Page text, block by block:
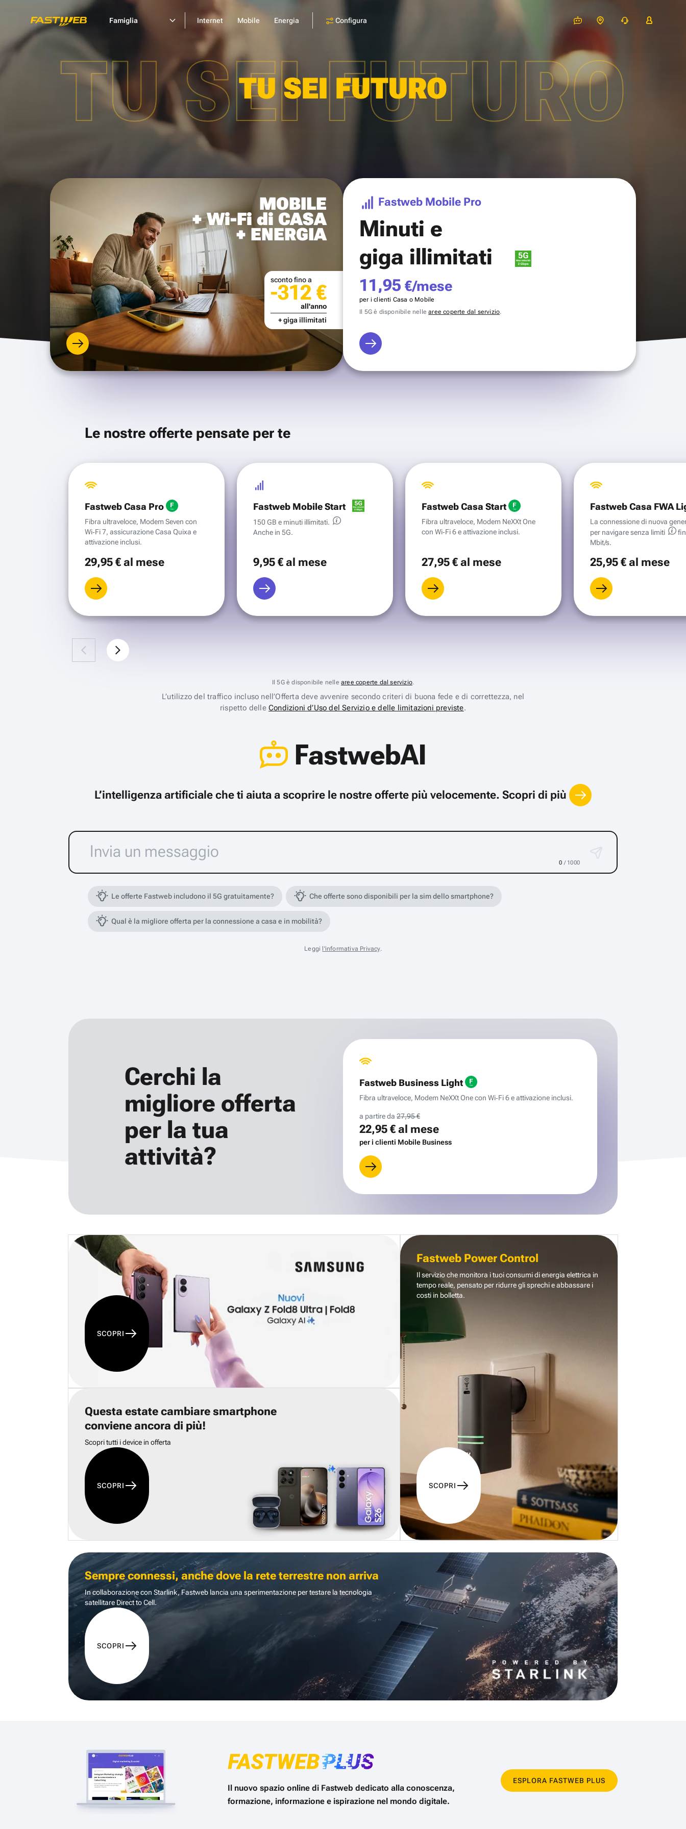
Famiglia Internet Mobile Energia Configura
TU SEI FUTURO
TU SEI FUTURO
MOBILE
+ Wi-Fi di CASA
+ ENERGIA
sconto fino a
-312 €
all'anno
+ giga illimitati
Fastweb Mobile Pro
Minuti e
giga illimitati
11,95 €/mese
per i clienti Casa o Mobile
Il 5G è disponibile nellearee coperte dal servizio.
Le nostre offerte pensate per te
Fastweb Casa Pro
Fibra ultraveloce, Modem Seven con
Wi‑Fi 7, assicurazione Casa Quixa e
attivazione inclusi.
29,95 €al mese
Fastweb Mobile Start
150 GB e minuti illimitati.
Anche in 5G.
9,95 €al mese
Fastweb Casa Start
Fibra ultraveloce, Modem NeXXt One
con Wi‑Fi 6 e attivazione inclusi.
27,95 €al mese
Fastweb Casa FWA
La connessione di nuova
per navigare senza limiti
Mbit/s.
25,95 €al mese
Il 5G è disponibile nelle aree coperte dal servizio.
L’utilizzo del traffico incluso nell’Offerta deve avvenire secondo criteri di buona fede e di correttezza, nel
rispetto delleCondizioni d’Uso del Servizio e delle limitazioni previste.
FastwebAI
L’intelligenza artificiale che ti aiuta a scoprire le nostre offerte più velocemente. Scopri di più
0 / 1000
Le offerte Fastweb includono il 5G gratuitamente? Che offerte sono disponibili per la sim dello smartphone?
Qual è la migliore offerta per la connessione a casa e in mobilità?
Leggi l'informativa Privacy.
Cerchi la
migliore offerta
per la tua
attività?
Fastweb Business Light
Fibra ultraveloce, Modem NeXXt One con Wi‑Fi 6 e attivazione inclusi.
a partire da 27,95 €
22,95 €al mese
per i clienti Mobile Business
SCOPRI
Questa estate cambiare smartphone
conviene ancora di più!
Scopri tutti i device in offerta
SCOPRI
Fastweb Power Control
Il servizio che monitora i tuoi consumi di energia elettrica in
tempo reale, pensato per ridurre gli sprechi e abbassare i
costi in bolletta.
SCOPRI
Sempre connessi, anche dove la rete terrestre non arriva
In collaborazione con Starlink, Fastweb lancia una sperimentazione per testare la tecnologia
satellitare Direct to Cell.
SCOPRI
Il nuovo spazio online di Fastweb dedicato alla conoscenza,
formazione, informazione e ispirazione nel mondo digitale.
ESPLORA FASTWEB PLUS